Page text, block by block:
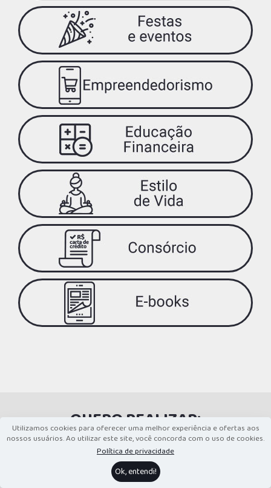
QUERO REALIZAR:
Consórcio para Cirurgia Plástica e Estética
Consórcio para Reforma e Construção
Consórcio para Viagem
Consórcio para Faculdade, Pós, Intercâmbio, Cursos
Utilizamos cookies para oferecer uma melhor experiência e ofertas aos
nossos usuários. Ao utilizar este site, você concorda com o uso de cookies.
Política de privacidade
Ok, entendi!